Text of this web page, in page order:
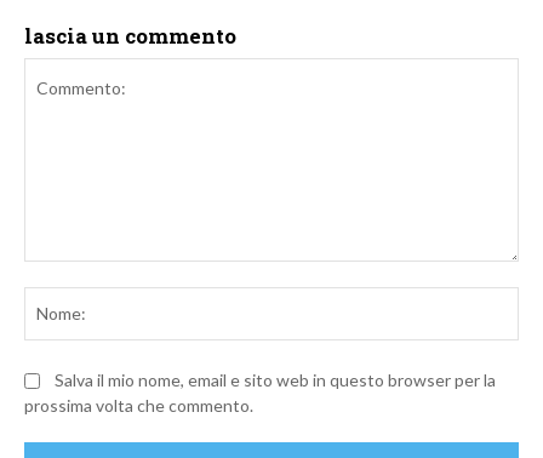
lascia un commento
Salva il mio nome, email e sito web in questo browser per la
prossima volta che commento.